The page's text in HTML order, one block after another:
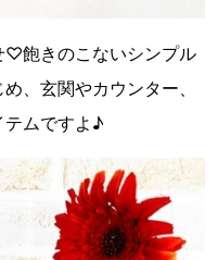
♡飽きのこないシンプル
、玄関やカウンター、
テムですよ♪